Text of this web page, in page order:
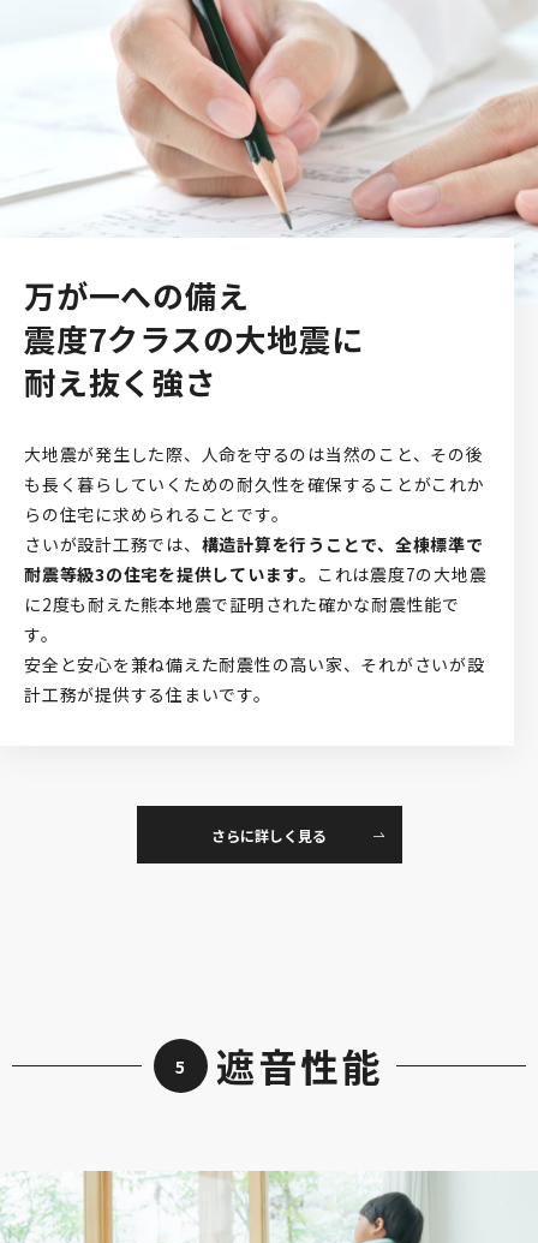
万が一への備え
震度7クラスの大地震に
耐え抜く強さ
大地震が発生した際、人命を守るのは当然のこと、その後
も長く暮らしていくための耐久性を確保することがこれか
らの住宅に求められることです。
さいが設計工務では、 構造計算を行うことで、全棟標準で
耐震等級3の住宅を提供しています。 これは震度7の大地震
に2度も耐えた熊本地震で証明された確かな耐震性能で
す。
安全と安心を兼ね備えた耐震性の高い家、それがさいが設
計工務が提供する住まいです。
さらに詳しく見る
5 遮音性能